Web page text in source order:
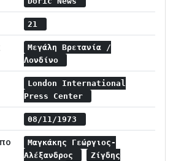
21
Μεγάλη Βρετανία /
Λονδίνο
London International
Press Center
08/11/1973
Μαγκάκης Γεώργιος-
Αλέξανδρος
Ζίγδης